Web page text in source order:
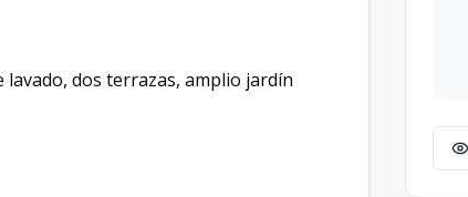
lavado, dos terrazas, amplio jardín